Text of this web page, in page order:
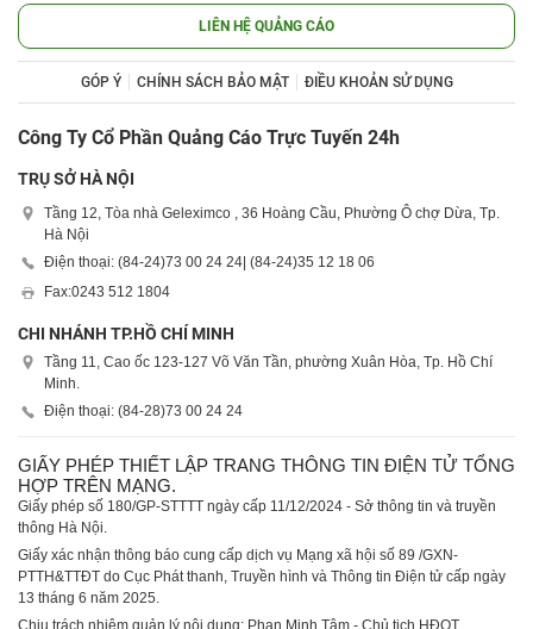
LIÊN HỆ QUẢNG CÁO
GÓP Ý CHÍNH SÁCH BẢO MẬT ĐIỀU KHOẢN SỬ DỤNG
Công Ty Cổ Phần Quảng Cáo Trực Tuyến 24h
TRỤ SỞ HÀ NỘI
Tầng 12, Tòa nhà Geleximco , 36 Hoàng Cầu, Phường Ô chợ Dừa, Tp.
Hà Nội
Điện thoại: (84-24)73 00 24 24| (84-24)35 12 18 06
Fax:0243 512 1804
CHI NHÁNH TP.HỒ CHÍ MINH
Tầng 11, Cao ốc 123-127 Võ Văn Tần, phường Xuân Hòa, Tp. Hồ Chí
Minh.
Điện thoại: (84-28)73 00 24 24
GIẤY PHÉP THIẾT LẬP TRANG THÔNG TIN ĐIỆN TỬ TỔNG
HỢP TRÊN MẠNG.
Giấy phép số 180/GP-STTTT ngày cấp 11/12/2024 - Sở thông tin và truyền
thông Hà Nội.
Giấy xác nhận thông báo cung cấp dịch vụ Mạng xã hội số 89 /GXN-
PTTH&TTĐT do Cục Phát thanh, Truyền hình và Thông tin Điện tử cấp ngày
13 tháng 6 năm 2025.
Chịu trách nhiệm quản lý nội dung: Phan Minh Tâm - Chủ tịch HĐQT.